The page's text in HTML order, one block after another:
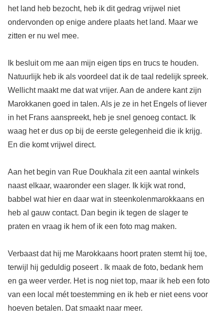
het land heb bezocht, heb ik dit gedrag vrijwel niet
ondervonden op enige andere plaats het land. Maar we
zitten er nu wel mee.
Ik besluit om me aan mijn eigen tips en trucs te houden.
Natuurlijk heb ik als voordeel dat ik de taal redelijk spreek.
Wellicht maakt me dat wat vrijer. Aan de andere kant zijn
Marokkanen goed in talen. Als je ze in het Engels of liever
in het Frans aanspreekt, heb je snel genoeg contact. Ik
waag het er dus op bij de eerste gelegenheid die ik krijg.
En die komt vrijwel direct.
Aan het begin van Rue Doukhala zit een aantal winkels
naast elkaar, waaronder een slager. Ik kijk wat rond,
babbel wat hier en daar wat in steenkolenmarokkaans en
heb al gauw contact. Dan begin ik tegen de slager te
praten en vraag ik hem of ik een foto mag maken.
Verbaast dat hij me Marokkaans hoort praten stemt hij toe,
terwijl hij geduldig poseert . Ik maak de foto, bedank hem
en ga weer verder. Het is nog niet top, maar ik heb een foto
van een local mét toestemming en ik heb er niet eens voor
hoeven betalen. Dat smaakt naar meer.